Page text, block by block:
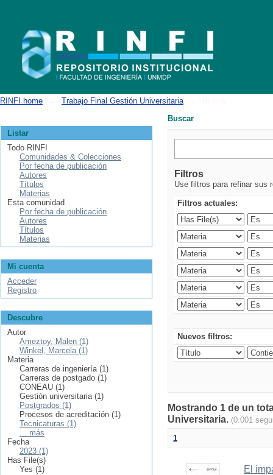
RINFI home Trabajo Final Gestión Universitaria
Buscar
Filtros
Use filtros para refinar sus
Filtros actuales:
Nuevos filtros:
Mostrando 1 de un
Universitaria. (0.001
1
El
Listar
Todo RINFI
Comunidades & Colecciones
Por fecha de publicación
Autores
Títulos
Materias
Esta comunidad
Por fecha de publicación
Autores
Títulos
Materias
Mi cuenta
Acceder
Registro
Descubre
Autor
Ameztoy, Malen (1)
Winkel, Marcela (1)
Materia
Carreras de ingeniería (1)
Carreras de postgado (1)
CONEAU (1)
Gestión universitaria (1)
Postgrados (1)
Procesos de acreditación (1)
Tecnicaturas (1)
... más
Fecha
2023 (1)
Has File(s)
Yes (1)